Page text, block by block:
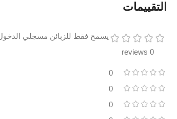
التقييمات
0 reviews
0
0
0
يسمح فقط للزبائن مسجلي الدخول